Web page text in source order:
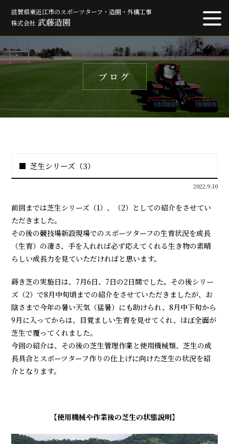
滋賀県東近江市のスポーツターフ・造園・外構工事
株式会社 武藤造園
ブログ
芝生シリーズ（3）
2022.9.10
前回までは芝生シリーズ（1）、（2）としての紹介をさせてい
ただきました。
その後の競技場新設現場でのスポーツターフの生育状況を成長
（生育）の凄さ、手を入れれば必ず応えてくれる生き物の素晴
らしい成長力を見ていただければと思います。
蒔き芝の実施日は、7月6日、7日の2日間でした。その後シリー
ズ（2）で8月中旬頃までの紹介をさせていただきましたが、お
陰さまで今年の暑い天気（猛暑）にも助けられ、8月中下旬から
9月に入ってからは、目覚ましい生育を見せてくれ、ほぼ全面が
芝生で覆ってくれました。
今回の紹介は、その後の芝生管理作業と使用機械類、芝生の成
長具合とスポーツターフ作りの仕上げに向けた芝生の状況を紹
介となります。
【使用機械や作業後の芝生の状態説明】